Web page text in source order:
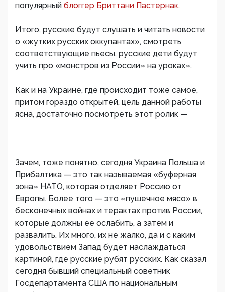
популярный блоггер Бриттани Пастернак.
Итого, русские будут слушать и читать новости
о «жутких русских оккупантах», смотреть
соответствующие пьесы, русские дети будут
учить про «монстров из России» на уроках».
Как и на Украине, где происходит тоже самое,
притом гораздо открытей, цель данной работы
ясна, достаточно посмотреть этот ролик —
Зачем, тоже понятно, сегодня Украина Польша и
Прибалтика — это так называемая «буферная
зона» НАТО, которая отделяет Россию от
Европы. Более того — это «пушечное мясо» в
бесконечных войнах и терактах против России,
которые должны ее ослабить, а затем и
развалить. Их много, их не жалко, да и с каким
удовольствием Запад будет наслаждаться
картиной, где русские рубят русских. Как сказал
сегодня бывший специальный советник
Госдепартамента США по национальным